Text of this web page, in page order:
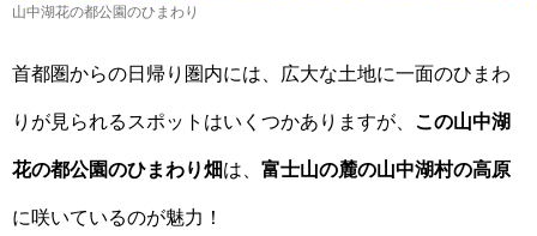
山中湖花の都公園のひまわり
首都圏からの日帰り圏内には、広大な土地に一面のひまわ
りが見られるスポットはいくつかありますが、 この山中湖
花の都公園のひまわり畑は、 富士山の麓の山中湖村の高原
に咲いているのが魅力！